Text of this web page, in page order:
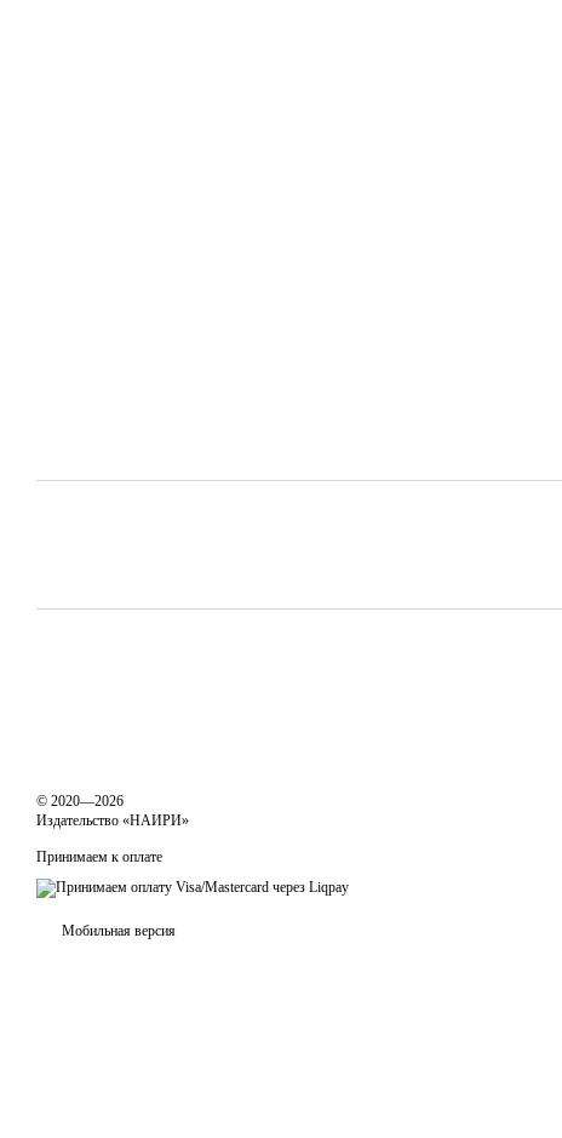
© 2020—2026
Издательство «НАИРИ»
Принимаем к оплате
Мобильная версия